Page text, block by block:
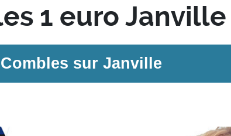
1 euro Janville
sur Janville